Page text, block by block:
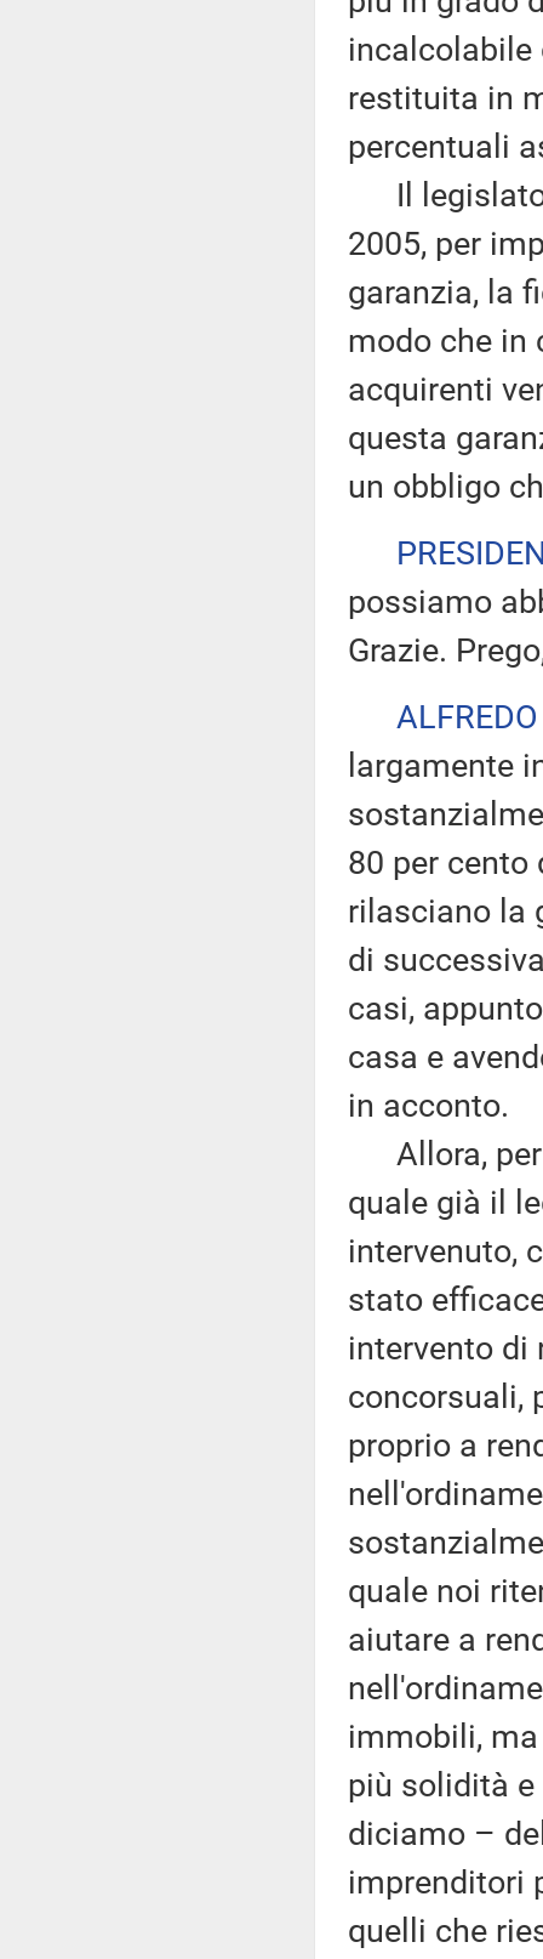
incalcolabile
restituita in
percentuali
Il
2005, per
garanzia, la
modo che in
acquirenti
questa
un obbligo
possiamo
Grazie.
largamente
80 per cento
rilasciano la
di
casi,
casa e
in acconto.
Allora, per
quale già il
intervenuto,
stato
intervento di
concorsuali,
proprio a
quale noi
aiutare a
immobili,
più solidità
diciamo –
imprenditori
quelli che